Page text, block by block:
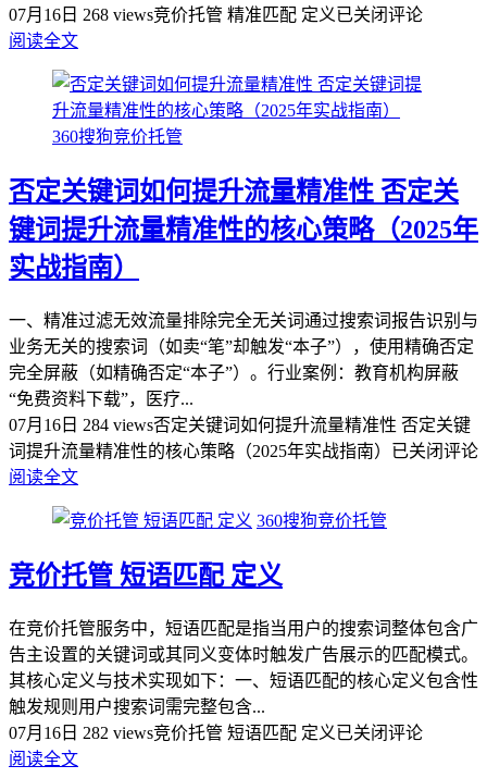
07月16日 268 views竞价托管 精准匹配 定义已关闭评论
阅读全文
360搜狗竞价托管
否定关键词如何提升流量精准性 否定关
键词提升流量精准性的核心策略（2025年
实战指南）‌
一、精准过滤无效流量‌排除完全无关词‌通过搜索词报告识别与
业务无关的搜索词（如卖“笔”却触发“本子”），使用‌精确否定‌
完全屏蔽（如精确否定“本子”）‌。行业案例‌：教育机构屏蔽
“免费资料下载”，医疗...
07月16日 284 views否定关键词如何提升流量精准性 否定关键
词提升流量精准性的核心策略（2025年实战指南）‌ 已关闭评论
阅读全文
360搜狗竞价托管
竞价托管 短语匹配 定义
在竞价托管服务中，‌短语匹配‌是指当用户的搜索词‌整体包含‌广
告主设置的关键词或其同义变体时触发广告展示的匹配模式。
其核心定义与技术实现如下：一、短语匹配的核心定义包含性
触发规则‌用户搜索词需完整包含...
07月16日 282 views竞价托管 短语匹配 定义已关闭评论
阅读全文